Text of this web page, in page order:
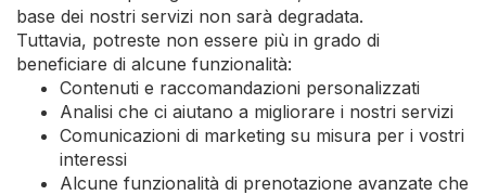
base dei nostri servizi non sarà degradata.
Tuttavia, potreste non essere più in grado di
beneficiare di alcune funzionalità:
Contenuti e raccomandazioni personalizzati
Analisi che ci aiutano a migliorare i nostri servizi
Comunicazioni di marketing su misura per i vostri
interessi
Alcune funzionalità di prenotazione avanzate che